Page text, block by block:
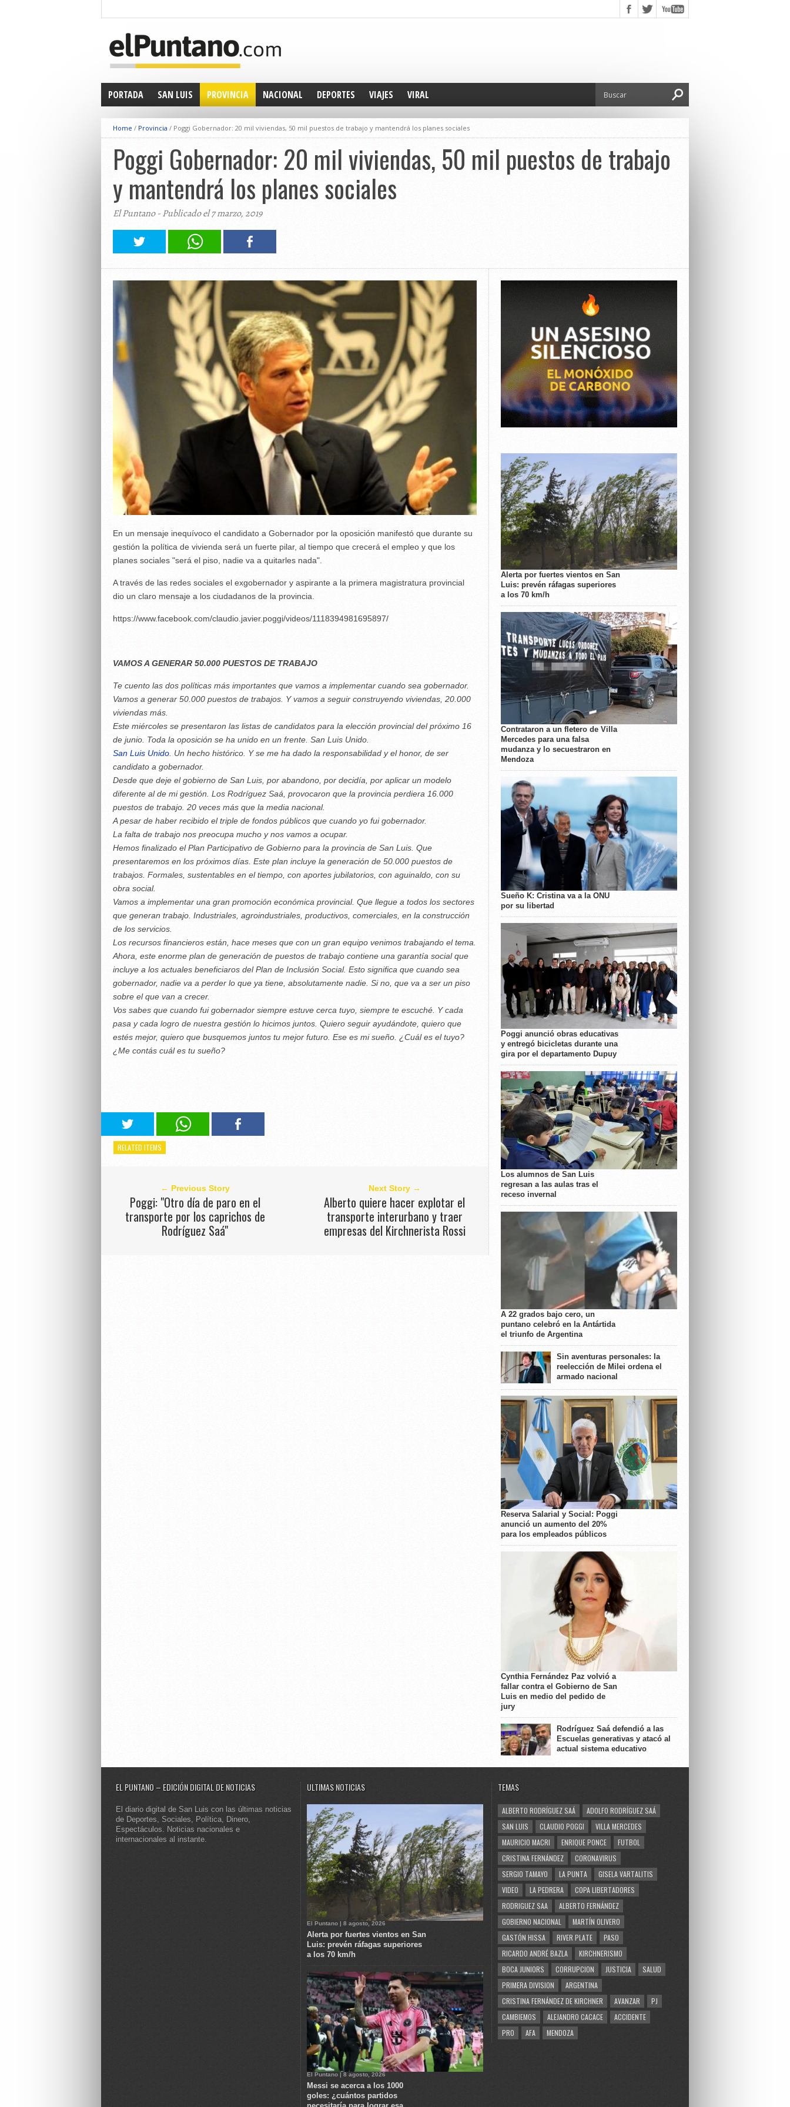
PORTADA SAN LUIS PROVINCIA NACIONAL DEPORTES VIAJES VIRAL
Home / Provincia / Poggi Gobernador: 20 mil viviendas, 50 mil puestos de trabajo y mantendrá los planes sociales
Poggi Gobernador: 20 mil viviendas, 50 mil puestos de trabajo
y mantendrá los planes sociales
El Puntano - Publicado el 7 marzo, 2019
En un mensaje inequívoco el candidato a Gobernador por la oposición manifestó que durante su
gestión la política de vivienda será un fuerte pilar, al tiempo que crecerá el empleo y que los
planes sociales "será el piso, nadie va a quitarles nada".
A través de las redes sociales el exgobernador y aspirante a la primera magistratura provincial
dio un claro mensaje a los ciudadanos de la provincia.
https://www.facebook.com/claudio.javier.poggi/videos/1118394981695897/
VAMOS A GENERAR 50.000 PUESTOS DE TRABAJO
Te cuento las dos políticas más importantes que vamos a implementar cuando sea gobernador.
Vamos a generar 50.000 puestos de trabajos. Y vamos a seguir construyendo viviendas, 20.000
viviendas más.
Este miércoles se presentaron las listas de candidatos para la elección provincial del próximo 16
de junio. Toda la oposición se ha unido en un frente. San Luis Unido.
San Luis Unido. Un hecho histórico. Y se me ha dado la responsabilidad y el honor, de ser
candidato a gobernador.
Desde que deje el gobierno de San Luis, por abandono, por decidía, por aplicar un modelo
diferente al de mi gestión. Los Rodríguez Saá, provocaron que la provincia perdiera 16.000
puestos de trabajo. 20 veces más que la media nacional.
A pesar de haber recibido el triple de fondos públicos que cuando yo fui gobernador.
La falta de trabajo nos preocupa mucho y nos vamos a ocupar.
Hemos finalizado el Plan Participativo de Gobierno para la provincia de San Luis. Que
presentaremos en los próximos días. Este plan incluye la generación de 50.000 puestos de
trabajos. Formales, sustentables en el tiempo, con aportes jubilatorios, con aguinaldo, con su
obra social.
Vamos a implementar una gran promoción económica provincial. Que llegue a todos los sectores
que generan trabajo. Industriales, agroindustriales, productivos, comerciales, en la construcción
de los servicios.
Los recursos financieros están, hace meses que con un gran equipo venimos trabajando el tema.
Ahora, este enorme plan de generación de puestos de trabajo contiene una garantía social que
incluye a los actuales beneficiaros del Plan de Inclusión Social. Esto significa que cuando sea
gobernador, nadie va a perder lo que ya tiene, absolutamente nadie. Si no, que va a ser un piso
sobre el que van a crecer.
Vos sabes que cuando fui gobernador siempre estuve cerca tuyo, siempre te escuché. Y cada
pasa y cada logro de nuestra gestión lo hicimos juntos. Quiero seguir ayudándote, quiero que
estés mejor, quiero que busquemos juntos tu mejor futuro. Ese es mi sueño. ¿Cuál es el tuyo?
¿Me contás cuál es tu sueño?
RELATED ITEMS
← Previous Story
Poggi: "Otro día de paro en el
transporte por los caprichos de
Rodríguez Saá"
Next Story →
Alberto quiere hacer explotar el
transporte interurbano y traer
empresas del Kirchnerista Rossi
Alerta por fuertes vientos en San
Luis: prevén ráfagas superiores
a los 70 km/h
Contrataron a un fletero de Villa
Mercedes para una falsa
mudanza y lo secuestraron en
Mendoza
Sueño K: Cristina va a la ONU
por su libertad
Poggi anunció obras educativas
y entregó bicicletas durante una
gira por el departamento Dupuy
Los alumnos de San Luis
regresan a las aulas tras el
receso invernal
A 22 grados bajo cero, un
puntano celebró en la Antártida
el triunfo de Argentina
Sin aventuras personales: la
reelección de Milei ordena el
armado nacional
Reserva Salarial y Social: Poggi
anunció un aumento del 20%
para los empleados públicos
Cynthia Fernández Paz volvió a
fallar contra el Gobierno de San
Luis en medio del pedido de
jury
Rodríguez Saá defendió a las
Escuelas generativas y atacó al
actual sistema educativo
EL PUNTANO – EDICIÓN DIGITAL DE NOTICIAS
El diario digital de San Luis con las últimas noticias
de Deportes, Sociales, Política, Dinero,
Espectáculos. Noticias nacionales e
internacionales al instante.
ULTIMAS NOTICIAS
El Puntano | 8 agosto, 2026
Alerta por fuertes vientos en San
Luis: prevén ráfagas superiores
a los 70 km/h
El Puntano | 8 agosto, 2026
Messi se acerca a los 1000
goles: ¿cuántos partidos
TEMAS
ALBERTO RODRÍGUEZ SAÁ
ADOLFO RODRÍGUEZ SAÁ
SAN LUIS
CLAUDIO POGGI
VILLA MERCEDES
MAURICIO MACRI
ENRIQUE PONCE
FUTBOL
CRISTINA FERNÁNDEZ
CORONAVIRUS
SERGIO TAMAYO
LA PUNTA
GISELA VARTALITIS
VIDEO
LA PEDRERA
COPA LIBERTADORES
RODRIGUEZ SAA
ALBERTO FERNÁNDEZ
GOBIERNO NACIONAL
MARTÍN OLIVERO
GASTÓN HISSA
RIVER PLATE
PASO
RICARDO ANDRÉ BAZLA
KIRCHNERISMO
BOCA JUNIORS
CORRUPCION JUSTICIA
SALUD
PRIMERA DIVISION
ARGENTINA
CRISTINA FERNÁNDEZ DE KIRCHNER
AVANZAR
PJ
CAMBIEMOS
ALEJANDRO CACACE
ACCIDENTE
PRO
AFA MENDOZA